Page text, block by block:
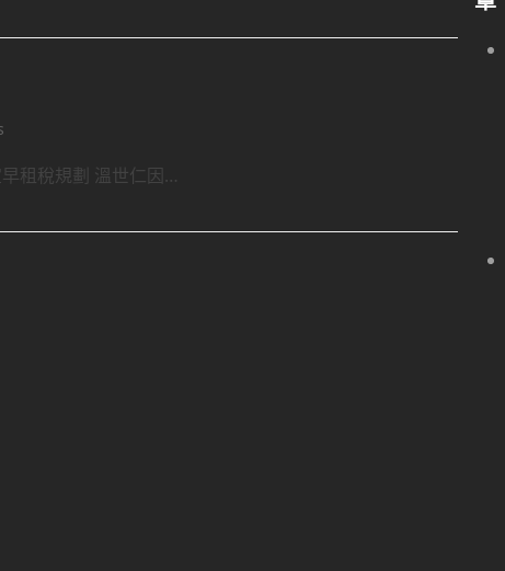
租稅規劃 溫世仁因…